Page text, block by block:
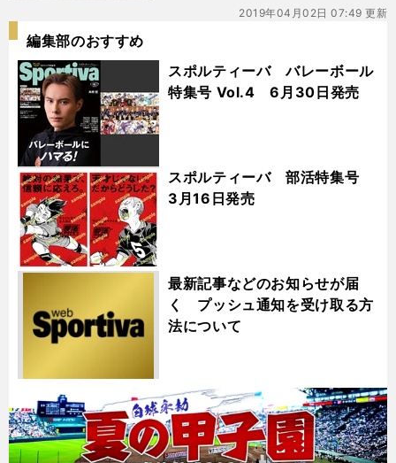
2019年04月02日 07:49 更新
編集部のおすすめ
スポルティーバ バレーボール
特集号 Vol.4 6月30日発売
スポルティーバ 部活特集号
3月16日発売
最新記事などのお知らせが届
く プッシュ通知を受け取る方
法について